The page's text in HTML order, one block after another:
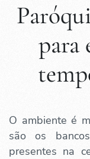
para
O ambiente é
são os
presentes na